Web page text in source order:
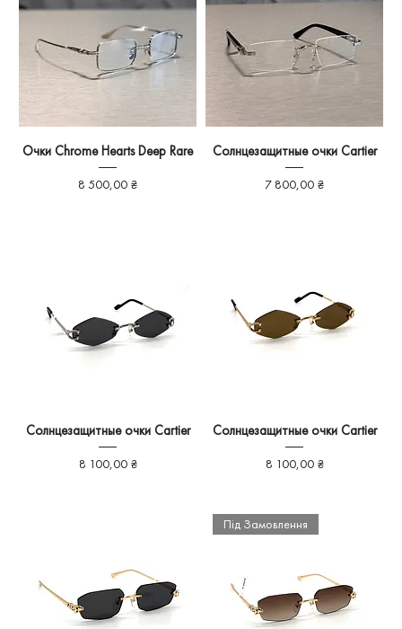
Очки Chrome Hearts Deep Rare
Ціна
8 500,00 ₴
Солнцезащитные очки Cartier
Ціна
7 800,00 ₴
Солнцезащитные очки Cartier
Ціна
8 100,00 ₴
Солнцезащитные очки Cartier
Ціна
8 100,00 ₴
Під Замовлення